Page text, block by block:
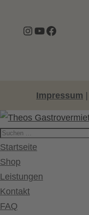
Instagram
YouTube
Facebook
Impressum |
Startseite
Shop
Leistungen
Kontakt
FAQ